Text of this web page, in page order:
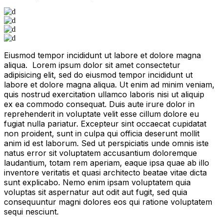
Eiusmod tempor incididunt ut labore et dolore magna
aliqua. Lorem ipsum dolor sit amet consectetur
adipisicing elit, sed do eiusmod tempor incididunt ut
labore et dolore magna aliqua. Ut enim ad minim veniam,
quis nostrud exercitation ullamco laboris nisi ut aliquip
ex ea commodo consequat. Duis aute irure dolor in
reprehenderit in voluptate velit esse cillum dolore eu
fugiat nulla pariatur. Excepteur sint occaecat cupidatat
non proident, sunt in culpa qui officia deserunt mollit
anim id est laborum. Sed ut perspiciatis unde omnis iste
natus error sit voluptatem accusantium doloremque
laudantium, totam rem aperiam, eaque ipsa quae ab illo
inventore veritatis et quasi architecto beatae vitae dicta
sunt explicabo. Nemo enim ipsam voluptatem quia
voluptas sit aspernatur aut odit aut fugit, sed quia
consequuntur magni dolores eos qui ratione voluptatem
sequi nesciunt.